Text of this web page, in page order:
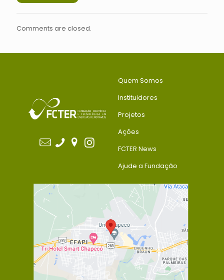
Comments are closed.
Quem Somos
Instituidores
Projetos
Ações
FCTER News
Ajude a Fundação